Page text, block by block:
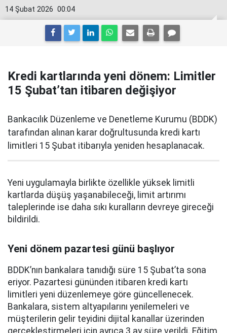
00:04
14 Şubat 2026
Kredi kartlarında yeni dönem: Limitler
15 Şubat’tan itibaren değişiyor
Bankacılık Düzenleme ve Denetleme Kurumu (BDDK)
tarafından alınan karar doğrultusunda kredi kartı
limitleri 15 Şubat itibarıyla yeniden hesaplanacak.
Yeni uygulamayla birlikte özellikle yüksek limitli
kartlarda düşüş yaşanabileceği, limit artırımı
taleplerinde ise daha sıkı kuralların devreye gireceği
bildirildi.
Yeni dönem pazartesi günü başlıyor
BDDK’nın bankalara tanıdığı süre 15 Şubat’ta sona
eriyor. Pazartesi gününden itibaren kredi kartı
limitleri yeni düzenlemeye göre güncellenecek.
Bankalara, sistem altyapılarını yenilemeleri ve
müşterilerin gelir teyidini dijital kanallar üzerinden
gerçekleştirmeleri için ayrıca 3 ay süre verildi. Eğitim